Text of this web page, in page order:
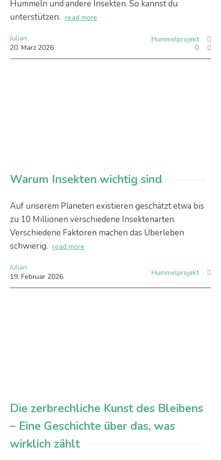
Hummeln und andere Insekten. So kannst du
unterstützen: read more
Julian
20. März 2026
Hummelprojekt
0
Warum Insekten wichtig sind
Auf unserem Planeten existieren geschätzt etwa bis
zu 10 Millionen verschiedene Insektenarten.
Verschiedene Faktoren machen das Überleben
schwierig. read more
Julian
19. Februar 2026 Hummelprojekt
Die zerbrechliche Kunst des Bleibens
– Eine Geschichte über das, was
wirklich zählt